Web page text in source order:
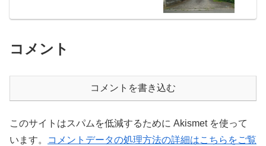
コメント
コメントを書き込む
このサイトはスパムを低減するために Akismet を使って
います。
コメントデータの処理方法の詳細はこちらをご覧